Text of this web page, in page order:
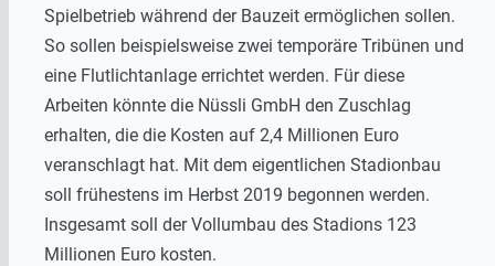
Spielbetrieb während der Bauzeit ermöglichen sollen.
So sollen beispielsweise zwei temporäre Tribünen und
eine Flutlichtanlage errichtet werden. Für diese
Arbeiten könnte die Nüssli GmbH den Zuschlag
erhalten, die die Kosten auf 2,4 Millionen Euro
veranschlagt hat. Mit dem eigentlichen Stadionbau
soll frühestens im Herbst 2019 begonnen werden.
Insgesamt soll der Vollumbau des Stadions 123
Millionen Euro kosten.